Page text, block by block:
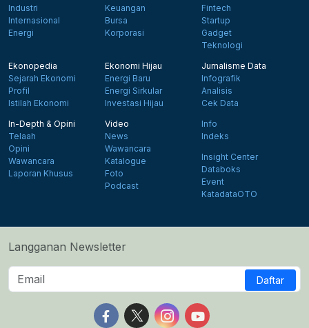
Industri
Internasional
Energi
Keuangan
Bursa
Korporasi
Fintech
Startup
Gadget
Teknologi
Ekonopedia
Sejarah Ekonomi
Profil
Istilah Ekonomi
Ekonomi Hijau
Energi Baru
Energi Sirkular
Investasi Hijau
Jurnalisme Data
Infografik
Analisis
Cek Data
In-Depth & Opini
Telaah
Opini
Wawancara
Laporan Khusus
Video
News
Wawancara
Katalogue
Foto
Podcast
Info
Indeks
Insight Center
Databoks
Event
KatadataOTO
Langganan Newsletter
Daftar
Follow us on Facebook
Follow us on X
Follow us on Instagram
Follow us on